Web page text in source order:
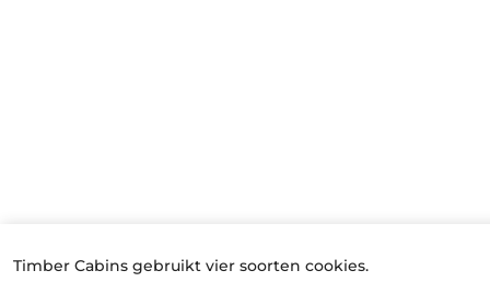
Timber Cabins gebruikt vier soorten cookies.